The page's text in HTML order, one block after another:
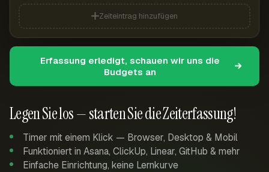
Legen Sie los — starten Sie die Zeiterfassung!
Timer mit einem Klick — Browser, Desktop & Mobil
Funktioniert in Asana, ClickUp, Linear, GitHub & mehr
Einfache Einrichtung, keine Lernkurve
Zeiteintrag hinzufügen
Erfassung erledigt, schauen wir uns die
Budgets an